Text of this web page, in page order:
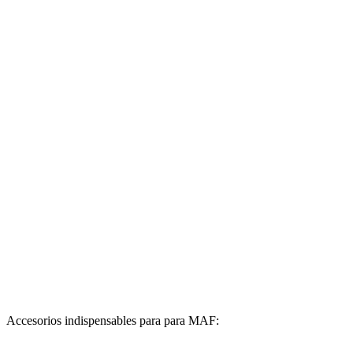
Accesorios indispensables para para MAF: